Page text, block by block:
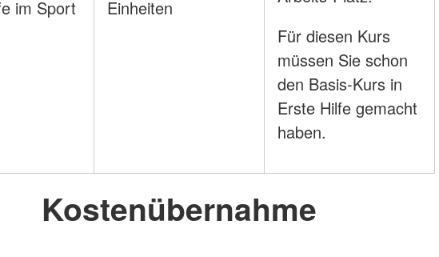
im Sport
Einheiten
Für diesen Kurs
müssen Sie schon
den Basis-Kurs in
Erste Hilfe gemacht
haben.
Kostenübernahme